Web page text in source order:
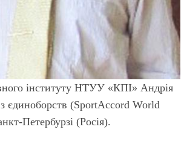
інституту НТУУ «КПІ» Андрія
з єдиноборств (SportAccord World
Петербурзі (Росія).